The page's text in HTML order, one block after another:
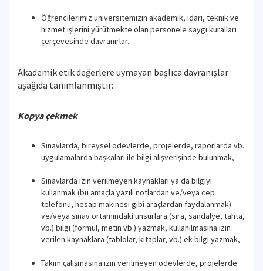
Öğrencilerimiz üniversitemizin akademik, idari, teknik ve
hizmet işlerini yürütmekte olan personele saygı kuralları
çerçevesinde davranırlar.
Akademik etik değerlere uymayan başlıca davranışlar
aşağıda tanımlanmıştır:
Kopya çekmek
Sınavlarda, bireysel ödevlerde, projelerde, raporlarda vb.
uygulamalarda başkaları ile bilgi alışverişinde bulunmak,
Sınavlarda izin verilmeyen kaynakları ya da bilgiyi
kullanmak (bu amaçla yazılı notlardan ve/veya cep
telefonu, hesap makinesi gibi araçlardan faydalanmak)
ve/veya sınav ortamındaki unsurlara (sıra, sandalye, tahta,
vb.) bilgi (formül, metin vb.) yazmak, kullanılmasına izin
verilen kaynaklara (tablolar, kitaplar, vb.) ek bilgi yazmak,
Takım çalışmasına izin verilmeyen ödevlerde, projelerde